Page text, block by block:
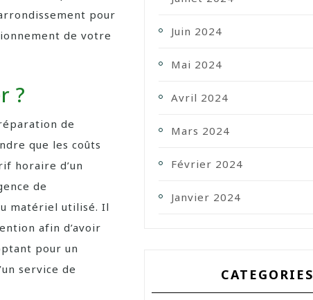
pour
de votre
?
de
que les coûts
horaire d’un
de
matériel utilisé. Il
afin d’avoir
pour un
service de
Juin 2024
Mai 2024
Avril 2024
Mars 2024
Février 2024
Janvier 2024
CATEGORIES